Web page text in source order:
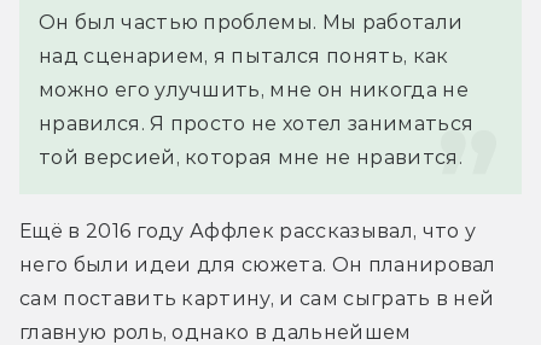
Он был частью проблемы. Мы работали
над сценарием, я пытался понять, как
можно его улучшить, мне он никогда не
нравился. Я просто не хотел заниматься
той версией, которая мне не нравится.
Ещё в 2016 году Аффлек рассказывал, что у
него были идеи для сюжета. Он планировал
сам поставить картину, и сам сыграть в ней
главную роль, однако в дальнейшем